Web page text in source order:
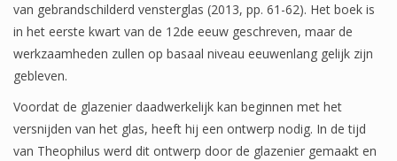
van gebrandschilderd vensterglas (2013, pp. 61-62). Het boek is
in het eerste kwart van de 12de eeuw geschreven, maar de
werkzaamheden zullen op basaal niveau eeuwenlang gelijk zijn
gebleven.
Voordat de glazenier daadwerkelijk kan beginnen met het
versnijden van het glas, heeft hij een ontwerp nodig. In de tijd
van Theophilus werd dit ontwerp door de glazenier gemaakt en